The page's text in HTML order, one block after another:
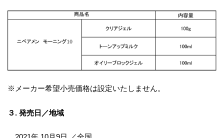
※メーカー希望小売価格は設定いたしません。
３. 発売日／地域